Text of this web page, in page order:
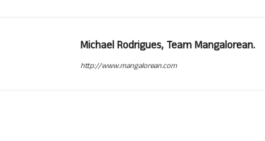
Michael Rodrigues, Team Mangalorean.
http://www.mangalorean.com